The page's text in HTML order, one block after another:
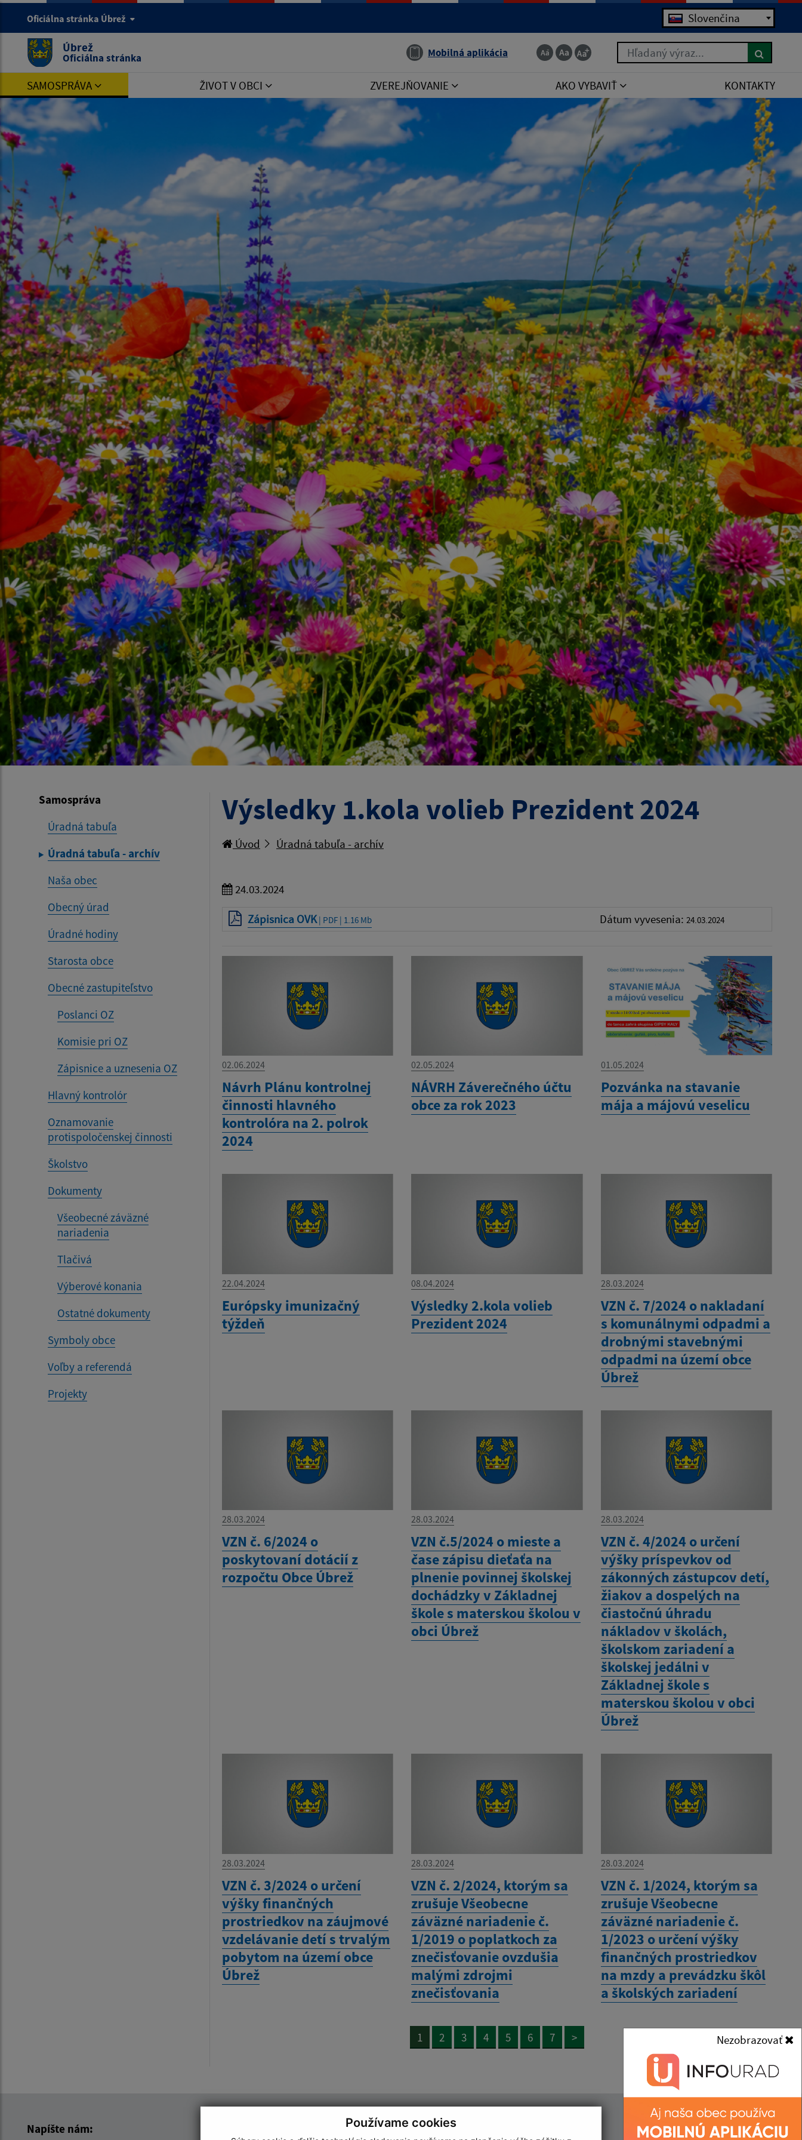
Používame cookies
Oficiálna stránka Úbrež Slovenčina
Úbrež
Oficiálna stránka Mobilná aplikácia Hľadaný výraz...
SAMOSPRÁVA ŽIVOT V OBCI ZVEREJŇOVANIE AKO VYBAVIŤ KONTAKTY
Samospráva
Úradná tabuľa
Úradná tabuľa - archív
Naša obec
Obecný úrad
Úradné hodiny
Starosta obce
Obecné zastupiteľstvo
Poslanci OZ
Komisie pri OZ
Zápisnice a uznesenia OZ
Hlavný kontrolór
Oznamovanie
protispoločenskej činnosti
Školstvo
Dokumenty
Všeobecné záväzné
nariadenia
Tlačivá
Výberové konania
Ostatné dokumenty
Symboly obce
Voľby a referendá
Projekty
Výsledky 1.kola volieb Prezident 2024
Úvod Úradná tabuľa - archív
24.03.2024
Zápisnica OVK| PDF | 1.16 Mb Dátum vyvesenia: 24.03.2024
02.06.2024
Návrh Plánu kontrolnej
činnosti hlavného
kontrolóra na 2. polrok
2024
02.05.2024
NÁVRH Záverečného účtu
obce za rok 2023
01.05.2024
Pozvánka na stavanie
mája a májovú veselicu
22.04.2024
Európsky imunizačný
týždeň
08.04.2024
Výsledky 2.kola volieb
Prezident 2024
28.03.2024
VZN č. 7/2024 o nakladaní
s komunálnymi odpadmi a
drobnými stavebnými
odpadmi na území obce
Úbrež
28.03.2024
VZN č. 6/2024 o
poskytovaní dotácií z
rozpočtu Obce Úbrež
28.03.2024
VZN č.5/2024 o mieste a
čase zápisu dieťaťa na
plnenie povinnej školskej
dochádzky v Základnej
škole s materskou školou v
obci Úbrež
28.03.2024
VZN č. 4/2024 o určení
výšky príspevkov od
zákonných zástupcov detí,
žiakov a dospelých na
čiastočnú úhradu
nákladov v školách,
školskom zariadení a
školskej jedálni v
Základnej škole s
materskou školou v obci
Úbrež
28.03.2024
VZN č. 3/2024 o určení
výšky finančných
prostriedkov na záujmové
vzdelávanie detí s trvalým
pobytom na území obce
Úbrež
28.03.2024
VZN č. 2/2024, ktorým sa
zrušuje Všeobecne
záväzné nariadenie č.
1/2019 o poplatkoch za
znečisťovanie ovzdušia
malými zdrojmi
znečisťovania
28.03.2024
VZN č. 1/2024, ktorým sa
zrušuje Všeobecne
záväzné nariadenie č.
1/2023 o určení výšky
finančných prostriedkov
na mzdy a prevádzku škôl
a školských zariadení
1 2 3 4 5 6 7 >
Napíšte nám: Úradné hodiny: Kontakt:
Nezobrazovať